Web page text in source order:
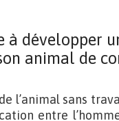
à développer
animal de
l’animal sans
entre